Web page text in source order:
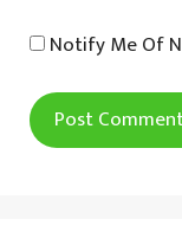
Notify Me Of